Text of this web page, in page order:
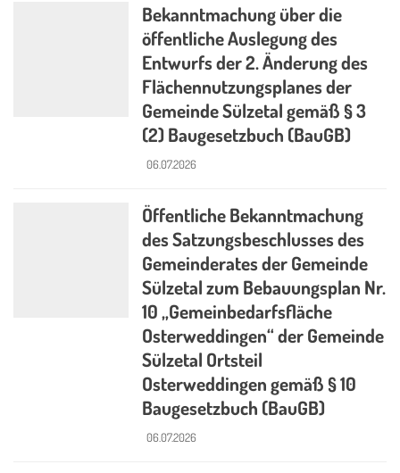
Bekanntmachung über die
öffentliche Auslegung des
Entwurfs der 2. Änderung des
Flächennutzungsplanes der
Gemeinde Sülzetal gemäß § 3
(2) Baugesetzbuch (BauGB)
06.07.2026
Öffentliche Bekanntmachung
des Satzungsbeschlusses des
Gemeinderates der Gemeinde
Sülzetal zum Bebauungsplan Nr.
10 „Gemeinbedarfsfläche
Osterweddingen“ der Gemeinde
Sülzetal Ortsteil
Osterweddingen gemäß § 10
Baugesetzbuch (BauGB)
06.07.2026